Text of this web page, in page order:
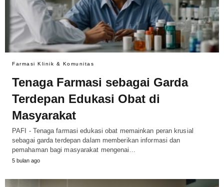
Farmasi Klinik & Komunitas
Tenaga Farmasi sebagai Garda
Terdepan Edukasi Obat di
Masyarakat
PAFI - Tenaga farmasi edukasi obat memainkan peran krusial
sebagai garda terdepan dalam memberikan informasi dan
pemahaman bagi masyarakat mengenai…
5 bulan ago